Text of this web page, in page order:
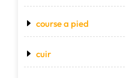
course a pied
cuir